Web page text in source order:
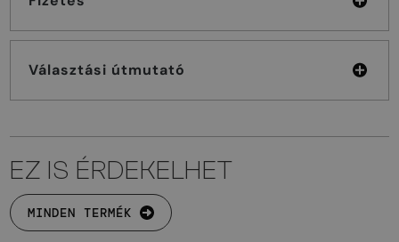
Választási útmutató
EZ IS ÉRDEKELHET
MINDEN TERMÉK